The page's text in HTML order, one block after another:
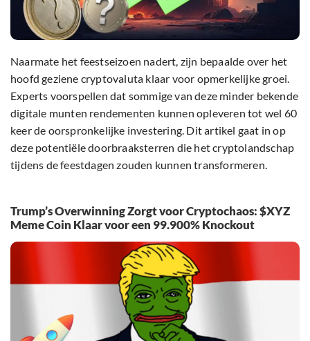
Naarmate het feestseizoen nadert, zijn bepaalde over het
hoofd geziene cryptovaluta klaar voor opmerkelijke groei.
Experts voorspellen dat sommige van deze minder bekende
digitale munten rendementen kunnen opleveren tot wel 60
keer de oorspronkelijke investering. Dit artikel gaat in op
deze potentiële doorbraaksterren die het cryptolandschap
tijdens de feestdagen zouden kunnen transformeren.
Trump’s Overwinning Zorgt voor Cryptochaos: $XYZ
Meme Coin Klaar voor een 99.900% Knockout